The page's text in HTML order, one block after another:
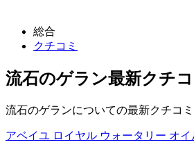
総合
クチコミ
流石のゲラン最新クチコ
流石のゲランについての最新クチコ
アベイユ ロイヤル ウォータリー オイ